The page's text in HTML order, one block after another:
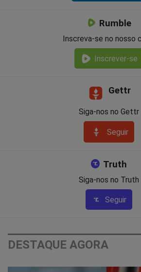
Rumble
Inscreva-se no nosso
Inscrever-se
Gettr
Siga-nos no Gettr
Seguir
Truth
Siga-nos no Truth
Seguir
DESTAQUE AGORA